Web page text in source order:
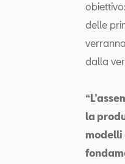
delle
dalla
la
modelli